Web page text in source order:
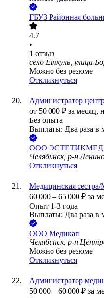
ГБУЗ Районная
4.7
•
1 отзыв
село Еткуль, улица
Можно без резюме
Откликнуться
Администратор
от 50 000 ₽ за месяц,
Без опыта
Выплаты: Два раза в
ООО ЭСТЕТИКМЕД
Челябинск, р-н
Откликнуться
Медицинская
60 000 – 65 000 ₽ за
Опыт 1-3 года
Выплаты: Два раза в
ООО Медикап
Челябинск, р-н
Можно без резюме
Откликнуться
Администратор
50 000 – 60 000 ₽ за